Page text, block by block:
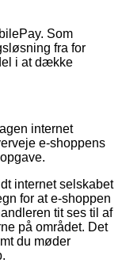
Som
fra for
i at dække
internet
e-shoppens
internet selskabet
for at e-shoppen
tit ses til af
på området. Det
du møder